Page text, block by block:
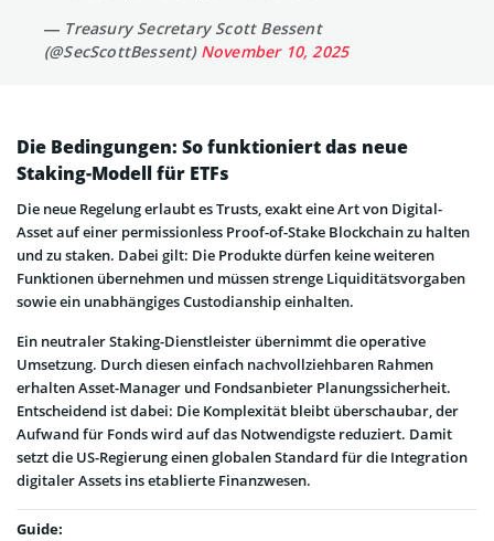
— Treasury Secretary Scott Bessent
(@SecScottBessent) November 10, 2025
Die Bedingungen: So funktioniert das neue
Staking-Modell für ETFs
Die neue Regelung erlaubt es Trusts, exakt eine Art von Digital-
Asset auf einer permissionless Proof-of-Stake Blockchain zu halten
und zu staken. Dabei gilt: Die Produkte dürfen keine weiteren
Funktionen übernehmen und müssen strenge Liquiditätsvorgaben
sowie ein unabhängiges Custodianship einhalten.
Ein neutraler Staking-Dienstleister übernimmt die operative
Umsetzung. Durch diesen einfach nachvollziehbaren Rahmen
erhalten Asset-Manager und Fondsanbieter Planungssicherheit.
Entscheidend ist dabei: Die Komplexität bleibt überschaubar, der
Aufwand für Fonds wird auf das Notwendigste reduziert. Damit
setzt die US-Regierung einen globalen Standard für die Integration
digitaler Assets ins etablierte Finanzwesen.
Guide: